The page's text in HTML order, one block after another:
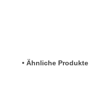
Produktgalerie überspringen
• Ähnliche Produkte